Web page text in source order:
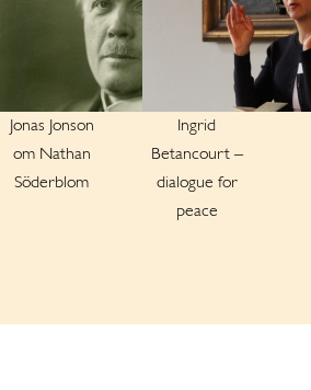
Jonas Jonson
om Nathan
Söderblom
Ingrid
Betancourt –
dialogue for
peace